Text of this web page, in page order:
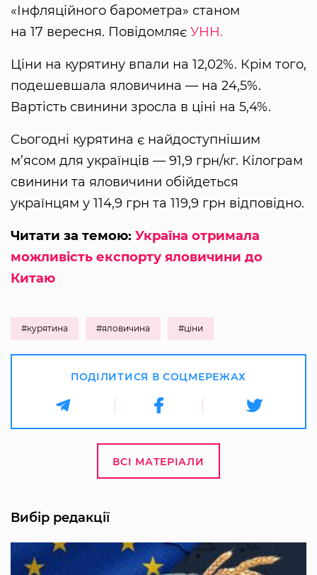
«Інфляційного барометра» станом
на 17 вересня. Повідомляє УНН.
Ціни на курятину впали на 12,02%. Крім того,
подешевшала яловичина — на 24,5%.
Вартість свинини зросла в ціні на 5,4%.
Сьогодні курятина є найдоступнішим
м’ясом для українців — 91,9 грн/кг. Кілограм
свинини та яловичини обійдеться
українцям у 114,9 грн та 119,9 грн відповідно.
Читати за темою: Україна отримала
можливість експорту яловичини до
Китаю
#курятина #яловичина #ціни
ПОДІЛИТИСЯ В СОЦМЕРЕЖАХ
ВСІ МАТЕРІАЛИ
Вибір редакції